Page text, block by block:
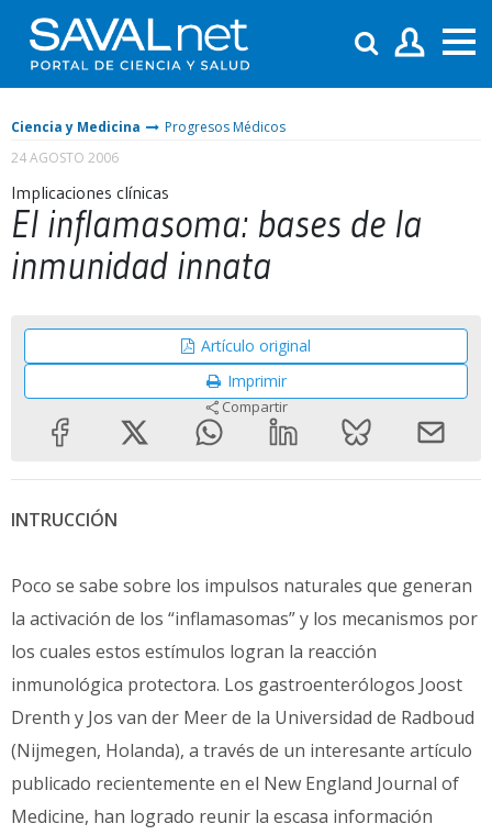
Ciencia y Medicina
Progresos Médicos
24 AGOSTO 2006
Implicaciones clínicas
El inflamasoma: bases de la
inmunidad innata
Artículo original
Imprimir
Compartir
INTRUCCIÓN
Poco se sabe sobre los impulsos naturales que generan
la activación de los “inflamasomas” y los mecanismos por
los cuales estos estímulos logran la reacción
inmunológica protectora. Los gastroenterólogos Joost
Drenth y Jos van der Meer de la Universidad de Radboud
(Nijmegen, Holanda), a través de un interesante artículo
publicado recientemente en el New England Journal of
Medicine, han logrado reunir la escasa información